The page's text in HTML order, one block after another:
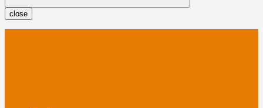
close